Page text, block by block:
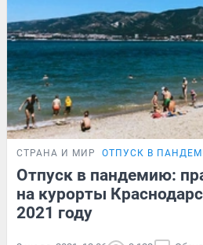
СТРАНА И МИР ОТПУСК В
Отпуск в пандемию:
на курорты
2021 году